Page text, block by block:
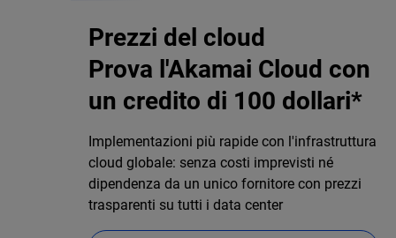
Prezzi del cloud
Prova l'Akamai Cloud con
un credito di 100 dollari*
Implementazioni più rapide con l'infrastruttura
cloud globale: senza costi imprevisti né
dipendenza da un unico fornitore con prezzi
trasparenti su tutti i data center